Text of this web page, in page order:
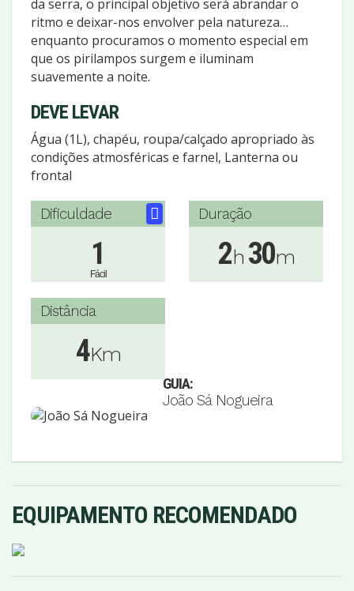
da serra, o principal objetivo será abrandar o
ritmo e deixar-nos envolver pela natureza…
enquanto procuramos o momento especial em
que os pirilampos surgem e iluminam
suavemente a noite.
DEVE LEVAR
Água (1L), chapéu, roupa/calçado apropriado às
condições atmosféricas e farnel, Lanterna ou
frontal
Dificuldade
1
Fácil
Duração
2h 30m
Distância
4Km
GUIA:
João Sá Nogueira
EQUIPAMENTO RECOMENDADO